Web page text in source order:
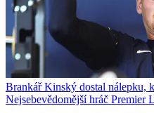
Brankář Kinský dostal nálepku,
Nejsebevědomější hráč Premier